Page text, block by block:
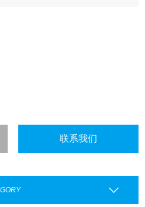
，具有标准的双象限功能。
联系我们